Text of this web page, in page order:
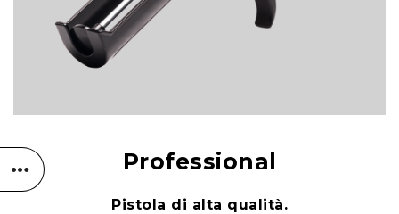
Professional
Pistola di alta qualità.